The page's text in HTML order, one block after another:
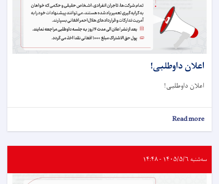
اعلان داوطلبی!
اعلان داوطلبی!
Read more
اعلان
سه‌شنبه ۱۴۰۵/۵/۶ - ۱۴:۴۸